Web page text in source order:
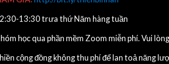
13:30 trưa thứ Năm hàng tuần
học qua phần mềm Zoom miễn phí. Vui
cộng đồng không thu phí để lan toả năng